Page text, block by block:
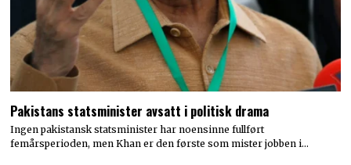
Pakistans statsminister avsatt i politisk drama
Ingen pakistansk statsminister har noensinne fullført
femårsperioden, men Khan er den første som mister jobben i…